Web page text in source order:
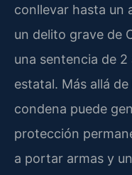
conllevar hasta un
un delito grave de
una sentencia de 2
estatal. Más allá
condena puede
protección
a portar armas y